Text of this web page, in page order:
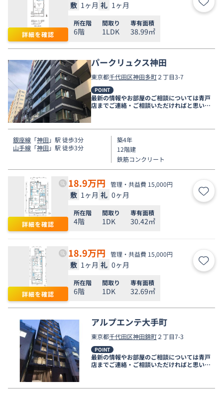
詳細を確認
敷 1ヶ月 礼 1ヶ月 お気
所在階
6階
間取り
1LDK
専有面積
38.99㎡
パークリュクス神田
東京都千代田区神田多町２丁目3-7
POINT
最新の情報やお部屋のご相談については青戸
店までご連絡・ご相談いただければと思いま
す。
銀座線 「神田 」駅 徒歩3分
山手線 「神田 」駅 徒歩3分
築4年
12階建
鉄筋コンクリート
詳細を確認
18.9万円 管理・共益費 15,000円
敷 1ヶ月 礼 0ヶ月 お気
所在階
4階
間取り
1DK
専有面積
30.42㎡
詳細を確認
18.9万円 管理・共益費 15,000円
敷 1ヶ月 礼 0ヶ月 お気
所在階
6階
間取り
1DK
専有面積
32.69㎡
アルプエンテ大手町
東京都千代田区神田錦町２丁目7-3
POINT
最新の情報やお部屋のご相談については青戸
店までご連絡・ご相談いただければと思いま